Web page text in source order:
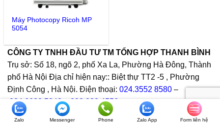
Máy Photocopy Ricoh MP
5054
CÔNG TY TNHH ĐẦU TƯ TM TỔNG HỢP THANH BÌNH
Trụ sở: Số 18, ngõ 2, phố Xa La, Phường Hà Đông, Thành
phố Hà Nội Địa chỉ hiện nay:: Biệt thự TT2 -5 , Phường
Định Công , Hà Nội. Điện thoại: 024.3552 8580 –
024.6680 5842– 098.232.4556
Website:
https://www.thanhbinhvpp.com&
https://
Zalo Messenger Phone Zalo App Form liên hệ